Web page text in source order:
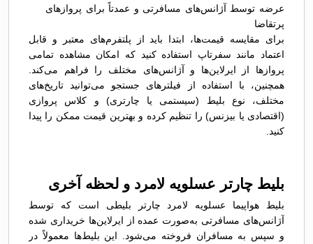
عرضه توسط آژانس‌های مسافرتی و عمدتاً برای پروازهای
پرتقاضا
برای مقایسه قیمت‌ها، ابتدا باید از پلتفرم‌های معتبر و قابل
اعتماد مانند سفرتاپ استفاده کنید که امکان مشاهده تمامی
پروازها از ایرلاین‌ها و آژانس‌های مختلف را فراهم می‌کند.
همچنین، با استفاده از فیلترهای جستجو می‌توانید تاریخ‌های
مختلف، نوع بلیط (سیستمی یا چارتری) و کلاس پروازی
(اقتصادی یا بیزنس) را تنظیم کرده و بهترین قیمت ممکن را پیدا
کنید.
بلیط چارتر عسلویه لامرد و لحظه آخری
بلیط هواپیما عسلویه لامرد چارتر بلیطی است که توسط
آژانس‌های مسافرتی به‌صورت عمده از ایرلاین‌ها خریداری شده
و سپس به مسافران فروخته می‌شود. این بلیط‌ها معمولاً در